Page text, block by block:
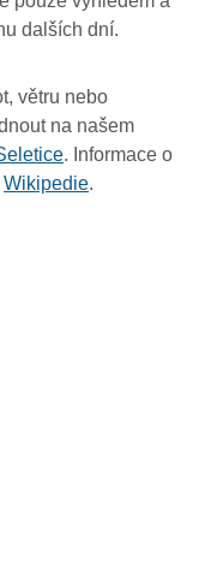
dalších dní.
větru nebo
na našem
. Informace o
Wikipedie.